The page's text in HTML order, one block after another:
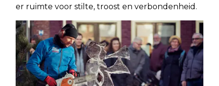
er ruimte voor stilte, troost en verbondenheid.